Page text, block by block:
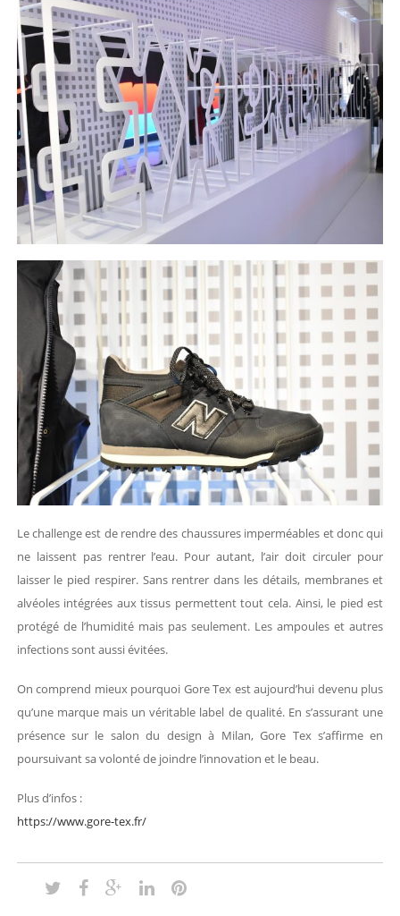
Le challenge est de rendre des chaussures imperméables et donc qui
ne laissent pas rentrer l’eau. Pour autant, l’air doit circuler pour
laisser le pied respirer. Sans rentrer dans les détails, membranes et
alvéoles intégrées aux tissus permettent tout cela. Ainsi, le pied est
protégé de l’humidité mais pas seulement. Les ampoules et autres
infections sont aussi évitées.
On comprend mieux pourquoi Gore Tex est aujourd’hui devenu plus
qu’une marque mais un véritable label de qualité. En s’assurant une
présence sur le salon du design à Milan, Gore Tex s’affirme en
poursuivant sa volonté de joindre l’innovation et le beau.
Plus d’infos :
https://www.gore-tex.fr/